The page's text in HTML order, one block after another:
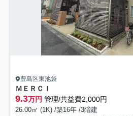
豊島区東池袋
ＭＥＲＣＩ
9.3万円 管理/共益費2,000円
26.00㎡ (1K) /築16年 /3階建